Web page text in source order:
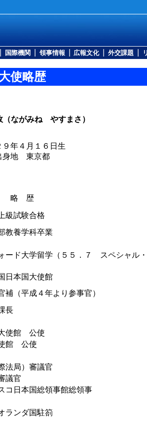
国際機関 領事情報 広報文化 外交課題
使略歴
ながみね やすまさ）
９年４月１６日生
身地 東京都
略 歴
級試験合格
教養学科卒業
ード大学留学（５５．７ スペシャル
日本国大使館
補（平成４年より参事官）
長
使館 公使
館 公使
法局）審議官
議官
コ日本国総領事館総領事
ランダ国駐箚